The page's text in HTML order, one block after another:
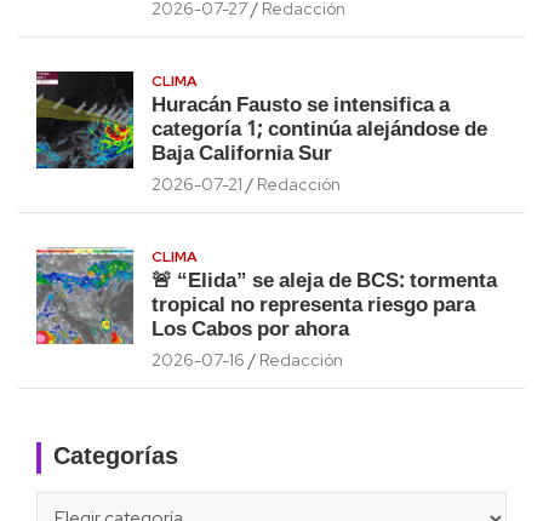
2026-07-27 Redacción
CLIMA
Huracán Fausto se intensifica a
categoría 1; continúa alejándose de
Baja California Sur
2026-07-21 Redacción
CLIMA
🚨 “Elida” se aleja de BCS: tormenta
tropical no representa riesgo para
Los Cabos por ahora
2026-07-16 Redacción
Categorías